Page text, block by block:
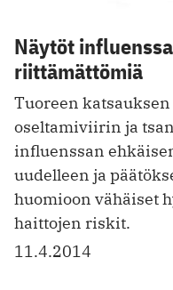
Näytöt
riittämättömiä
Tuoreen
oseltamiviirin ja
influenssan
uudelleen ja
huomioon vähäiset
haittojen riskit.
11.4.2014